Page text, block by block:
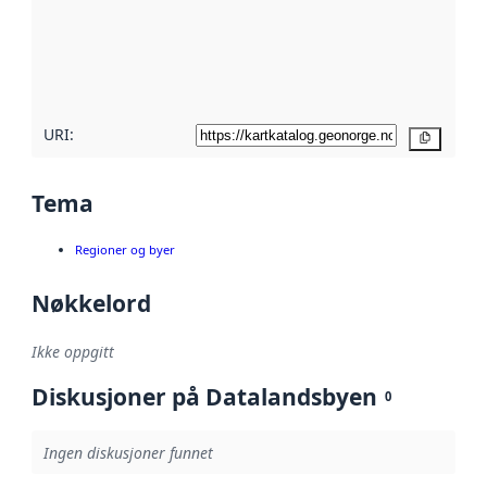
URI:
Tema
Regioner og byer
Nøkkelord
Ikke oppgitt
Diskusjoner på Datalandsbyen 0
Ingen diskusjoner funnet